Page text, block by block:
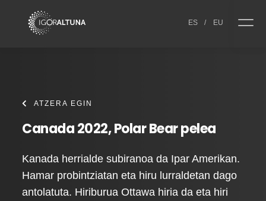
ES / EU
ATZERA EGIN
Canada 2022, Polar Bear pelea
Kanada herrialde subiranoa da Ipar Amerikan.
Hamar probintziatan eta hiru lurraldetan dago
antolatuta. Hiriburua Ottawa hiria da eta hiri